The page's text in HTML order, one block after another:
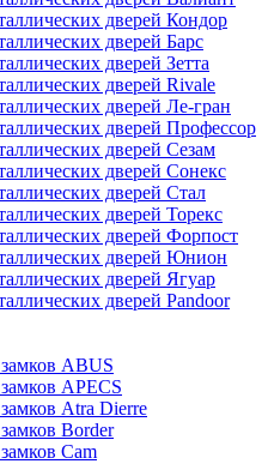
дверей Кондор
дверей Барс
дверей Зетта
дверей Rivale
дверей Ле-гран
дверей Профессор
дверей Сезам
дверей Сонекс
дверей Стал
дверей Торекс
дверей Форпост
дверей Юнион
дверей Ягуар
дверей Pandoor
ABUS
APECS
Atra Dierre
Border
Cam